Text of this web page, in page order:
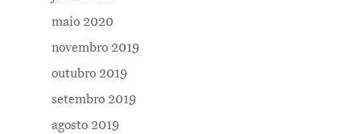
maio 2020
novembro 2019
outubro 2019
setembro 2019
agosto 2019